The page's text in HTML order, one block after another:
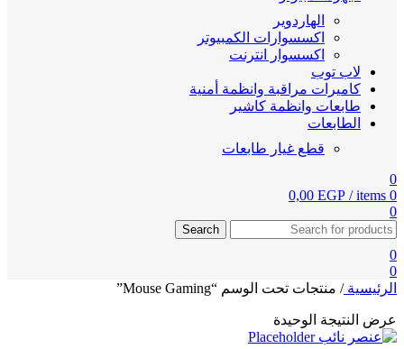
الهاردوير
اكسسوارات الكمبيوتر
اكسسوار انترنت
لاب توب
كاميرات مراقبة وانظمة أمنية
طابعات وانظمة كاشير
الطابعات
قطع غيار طابعات
0
0
items
/
0,00 EGP
0
Search
0
0
الرئيسية/ منتجات تحت الوسم “Mouse Gaming”
عرض النتيجة الوحيدة